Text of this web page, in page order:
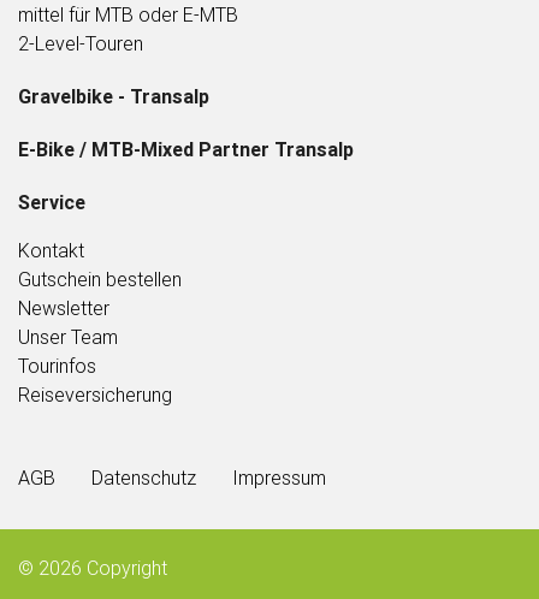
mittel für MTB oder E-MTB
2-Level-Touren
Gravelbike - Transalp
E-Bike / MTB-Mixed Partner Transalp
Service
Kontakt
Gutschein bestellen
Newsletter
Unser Team
Tourinfos
Reiseversicherung
AGB Datenschutz Impressum
© 2026 Copyright